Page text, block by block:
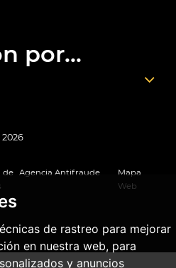
de rastreo para mejorar
en nuestra web, para
y anuncios
por...
2026
de Agencia Antifraude
Mapa
Web